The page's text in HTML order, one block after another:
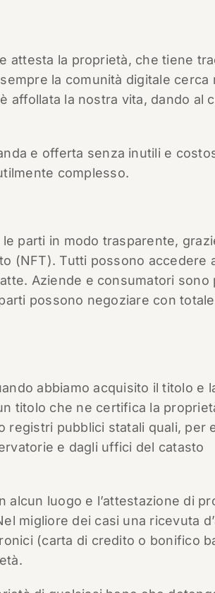
attesta la proprietà, che tiene
la comunità digitale cerca
affollata la nostra vita, dando al
e offerta senza inutili e
complesso.
parti in modo trasparente,
(NFT). Tutti possono accedere
Aziende e consumatori sono
possono negoziare con
abbiamo acquisito il titolo e
titolo che ne certifica la
pubblici statali quali, per
e dagli uffici del catasto
luogo e l’attestazione di
migliore dei casi una ricevuta
(carta di credito o bonifico